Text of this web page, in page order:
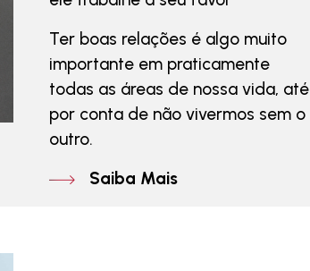
Ter boas relações é algo muito
importante em praticamente
todas as áreas de nossa vida, até
por conta de não vivermos sem o
outro.
Saiba Mais